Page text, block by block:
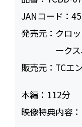
JANコード：
発売元： クロ
ーク
販売元： TCエ
本編： 112
映像特典内容：